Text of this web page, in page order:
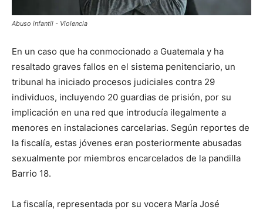
Abuso infantil - Violencia
En un caso que ha conmocionado a Guatemala y ha
resaltado graves fallos en el sistema penitenciario, un
tribunal ha iniciado procesos judiciales contra 29
individuos, incluyendo 20 guardias de prisión, por su
implicación en una red que introducía ilegalmente a
menores en instalaciones carcelarias. Según reportes de
la fiscalía, estas jóvenes eran posteriormente abusadas
sexualmente por miembros encarcelados de la pandilla
Barrio 18.
La fiscalía, representada por su vocera María José